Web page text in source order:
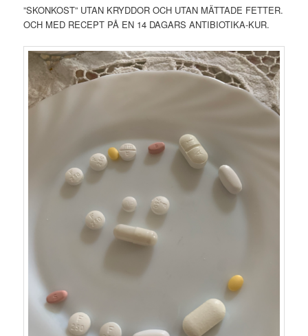
”SKONKOST” UTAN KRYDDOR OCH UTAN MÄTTADE FETTER.
OCH MED RECEPT PÅ EN 14 DAGARS ANTIBIOTIKA-KUR.